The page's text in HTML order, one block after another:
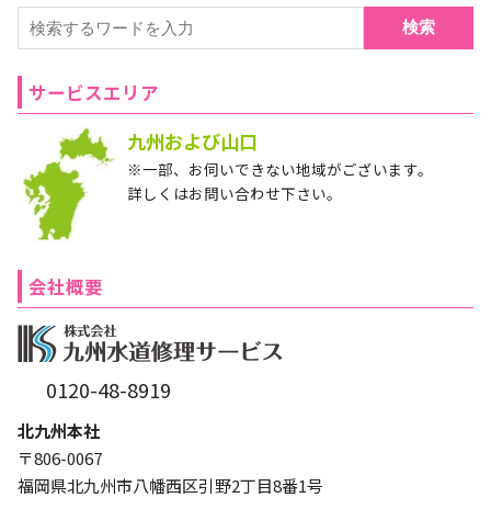
検索
サービスエリア
九州および山口
※一部、お伺いできない地域がございます。
詳しくはお問い合わせ下さい。
会社概要
0120-48-8919
北九州本社
〒806-0067
福岡県北九州市八幡西区引野2丁目8番1号